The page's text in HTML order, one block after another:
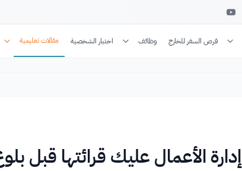
فرص السفر للخارج وظائف اختبار الشخصية مقالات تعليمية